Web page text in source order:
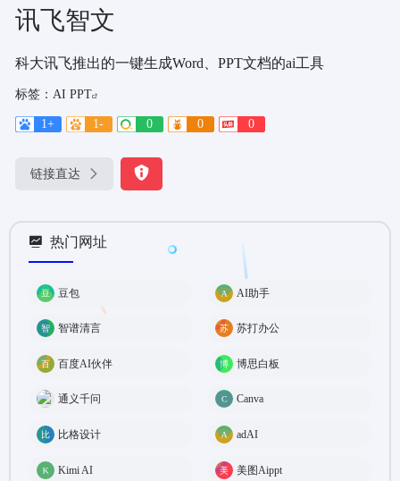
讯飞智文
科大讯飞推出的一键生成Word、PPT文档的ai工具
标签： AI PPT
1+ 1- 0 0 0
链接直达
热门网址
豆包 AI助手
智谱清言 苏打办公
百度AI伙伴 博思白板
通义千问 Canva
比格设计 adAI
Kimi AI 美图Aippt